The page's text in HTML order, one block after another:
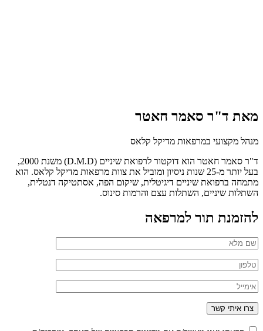
מאת ד"ר סאמר חאטר
מנהל מקצועי במרפאות מדיקל קלאס
ד"ר סאמר חאטר הוא דוקטור לרפואת שיניים (D.M.D) משנת 2000,
בעל יותר מ-25 שנות ניסיון ומוביל את צוות מרפאות מדיקל קלאס. הוא
מתמחה ברפואת שיניים דיגיטלית, שיקום הפה, אסתטיקה דנטלית,
השתלות שיניים, השתלות עצם והרמות סינוס.
להזמנת תור למרפאה